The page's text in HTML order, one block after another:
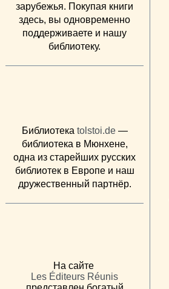
зарубежья. Покупая книги
здесь, вы одновременно
поддерживаете и нашу
библиотеку.
Библиотека tolstoi.de—
библиотека в Мюнхене,
одна из старейших русских
библиотек в Европе и наш
дружественный партнёр.
На сайте
Les Éditeurs Réunis